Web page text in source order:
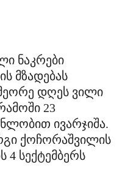
ნაკრები
მზადებას
დღეს ვილი
23
ივარჯიშა.
ქოჩორაშვილის
სექტემბერს